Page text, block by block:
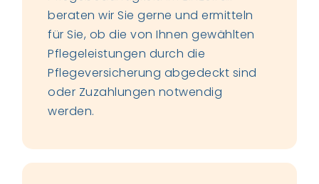
beraten wir Sie gerne und ermitteln
für Sie, ob die von Ihnen gewählten
Pflegeleistungen durch die
Pflegeversicherung abgedeckt sind
oder Zuzahlungen notwendig
werden.